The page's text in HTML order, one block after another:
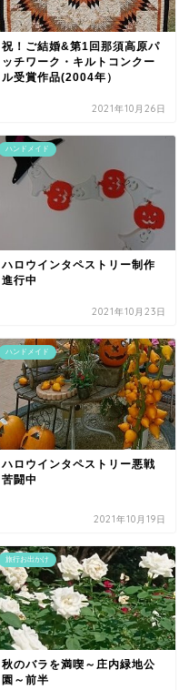
祝！ご結婚&第1回那須高原パ
ッチワーク・キルトコンクー
ル受賞作品(2004年）
2021年10月26日
ハンドメイド
ハロウインタペストリー制作
進行中
2021年10月23日
ハンドメイド
ハロウインタペストリー悪戦
苦闘中
2021年10月19日
旅行お出かけ
秋のバラを満喫～庄内緑地公
園～前半